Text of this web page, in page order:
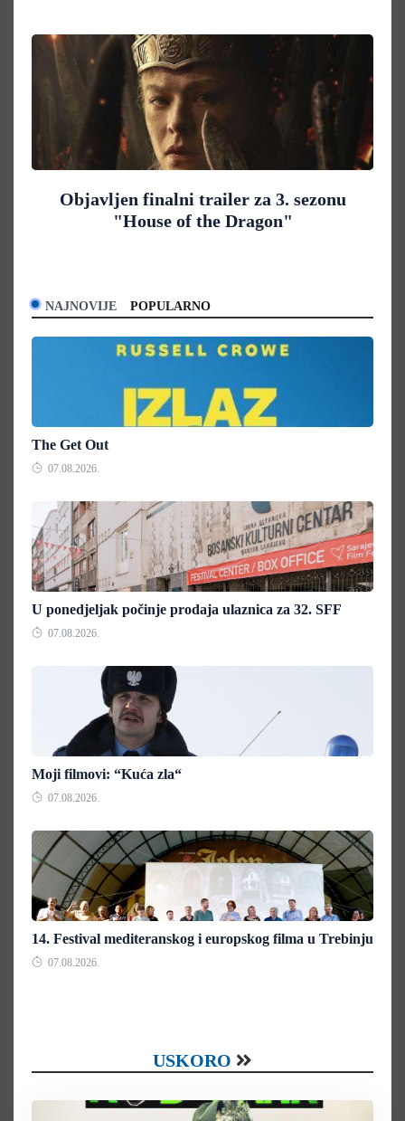
Objavljen finalni trailer za 3. sezonu
"House of the Dragon"
NAJNOVIJE POPULARNO
The Get Out
07.08.2026.
U ponedjeljak počinje prodaja ulaznica za 32. SFF
07.08.2026.
Moji filmovi: “Kuća zla“
07.08.2026.
14. Festival mediteranskog i europskog filma u Trebinju
07.08.2026.
USKORO